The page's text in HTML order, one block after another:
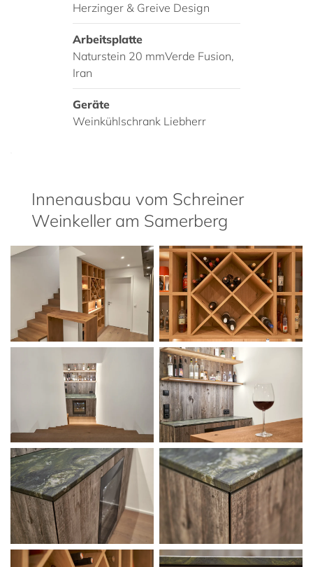
Innenausbau vom Schreiner
Weinkeller am Samerberg
Herzinger & Greive Design
Arbeitsplatte
Naturstein 20 mmVerde Fusion,
Iran
Geräte
Weinkühlschrank Liebherr